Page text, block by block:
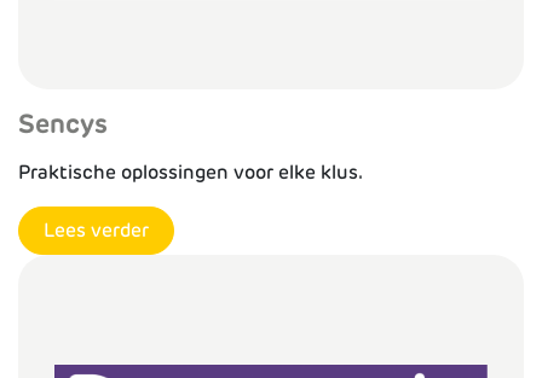
Sencys
Praktische oplossingen voor elke klus.
Lees verder